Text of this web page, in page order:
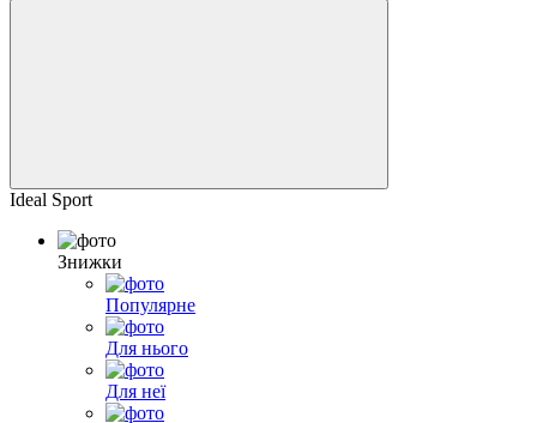
Ideal Sport
Знижки
Популярне
Для нього
Для неї